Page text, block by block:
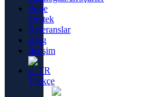
Proje
Destek
Referanslar
Blog
İletişim
Türkçe